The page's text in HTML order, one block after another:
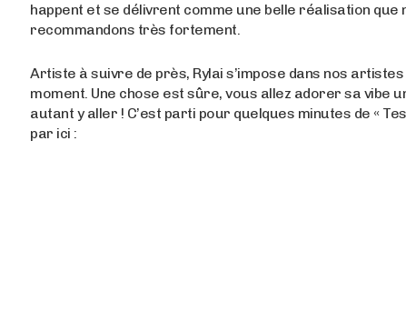
happent et se délivrent comme une belle réalisation que
recommandons très fortement.
Artiste à suivre de près, Rylai s’impose dans nos
moment. Une chose est sûre, vous allez adorer sa vibe
autant y aller ! C’est parti pour quelques minutes de «
par ici :